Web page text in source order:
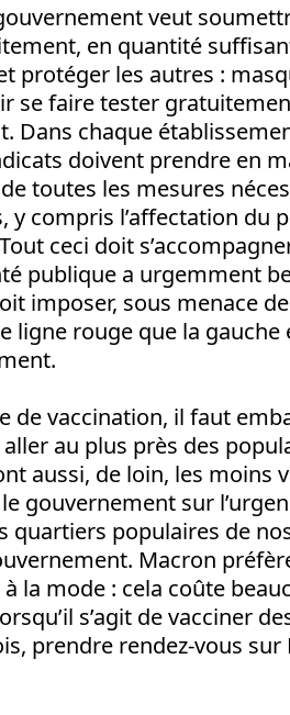
veut
en quantité
protéger les autres :
se faire tester
Dans chaque
doivent prendre en
toutes les mesures
compris l’affectation du
ceci doit
publique a urgemment
imposer, sous menace
ligne rouge que la
de vaccination, il faut
au plus près des
aussi, de loin, les moins
gouvernement sur
quartiers populaires de
Macron
la mode : cela coûte
s’agit de vacciner
prendre rendez-vous sur